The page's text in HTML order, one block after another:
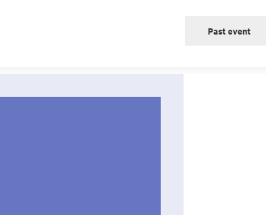
Past event